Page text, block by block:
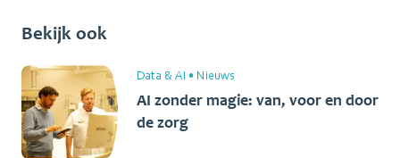
Bekijk ook
Data & AI • Nieuws
AI zonder magie: van, voor en door
de zorg